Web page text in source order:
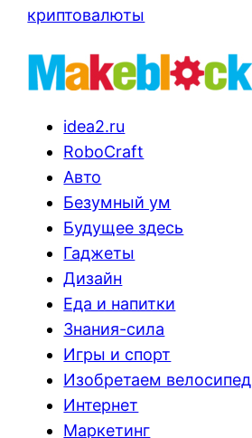
криптовалюты
idea2.ru
RoboCraft
Авто
Безумный ум
Будущее здесь
Гаджеты
Дизайн
Еда и напитки
Знания-сила
Игры и спорт
Изобретаем велосипед
Интернет
Маркетинг